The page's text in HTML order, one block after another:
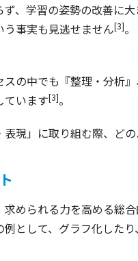
、学習の姿勢の改善に
事実も見逃せません[3]。
スの中でも『整理・分析
ています[3]。
表現」に取り組む際、ど
められる力を高める総
として、グラフ化した